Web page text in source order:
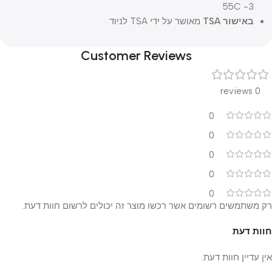
3- 55C
באישור TSA
מאושר על ידי TSA לניוד
Customer Reviews
0 reviews
0
0
0
0
0
חוות דעת
אין עדיין חוות דעת.
רק משתמשים רשומים אשר רכשו מוצר זה יכולים לרשום חוות דעת.